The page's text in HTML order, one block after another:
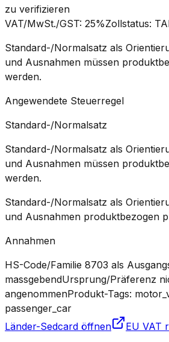
zu verifizieren
VAT/MwSt./GST: 25%Zollstatus:
Standard-/Normalsatz als
und Ausnahmen müssen
werden.
Angewendete Steuerregel
Standard-/Normalsatz
Standard-/Normalsatz als
und Ausnahmen müssen
werden.
Standard-/Normalsatz als
und Ausnahmen produktbezogen
Annahmen
HS-Code/Familie 8703 als
massgebendUrsprung/Präferenz
angenommenProdukt-Tags:
passenger_car
Länder-Sedcard öffnen
EU VAT